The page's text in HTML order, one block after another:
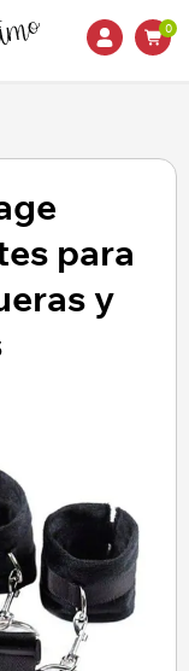
0
para
y